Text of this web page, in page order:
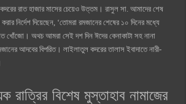
রাত হাজার মাসের চেয়েও উত্তম। রাসুল সা. আমাদের শেষ
নির্দেশ দিয়েছেন, ‘তোমরা রমজানের শেষের ১০ দিনের মধ্যে
খোঁজো। অথচ আমরা সেই দশ দিন ঈদের কেনাকাটা সহ নানা
আদবের বিপরিত। লাইলাতুল কদরের তালাস ইবাদাতে নারী-
রাত্রির বিশেষ মুস্তাহাব নামাজের